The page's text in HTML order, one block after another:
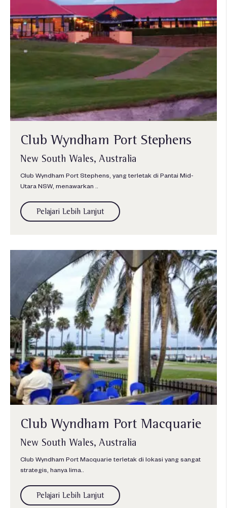
Club Wyndham Port Stephens
New South Wales, Australia
Club Wyndham Port Stephens, yang terletak di Pantai Mid-
Utara NSW, menawarkan ..
Pelajari Lebih Lanjut
Club Wyndham Port Macquarie
New South Wales, Australia
Club Wyndham Port Macquarie terletak di lokasi yang sangat
strategis, hanya lima..
Pelajari Lebih Lanjut